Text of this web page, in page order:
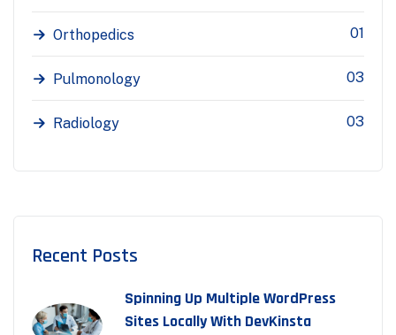
Orthopedics 01
Pulmonology 03
Radiology 03
Recent Posts
Spinning Up Multiple WordPress
Sites Locally With DevKinsta